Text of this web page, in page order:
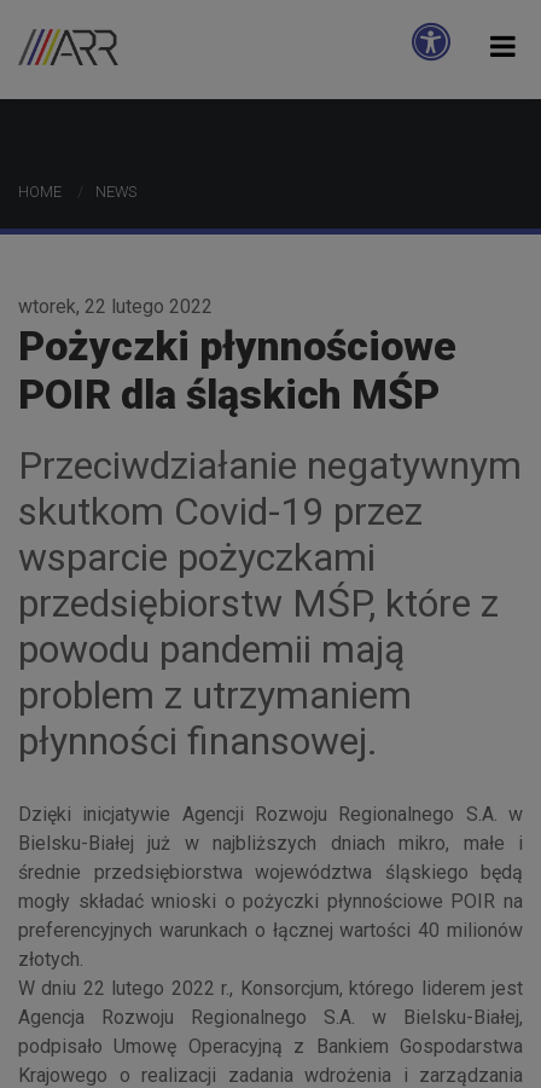
HOME NEWS
wtorek, 22 lutego 2022
Pożyczki płynnościowe
POIR dla śląskich MŚP
Przeciwdziałanie negatywnym
skutkom Covid-19 przez
wsparcie pożyczkami
przedsiębiorstw MŚP, które z
powodu pandemii mają
problem z utrzymaniem
płynności finansowej.
Dzięki inicjatywie Agencji Rozwoju Regionalnego S.A. w
Bielsku-Białej już w najbliższych dniach mikro, małe i
średnie przedsiębiorstwa województwa śląskiego będą
mogły składać wnioski o pożyczki płynnościowe POIR na
preferencyjnych warunkach o łącznej wartości 40 milionów
złotych.
W dniu 22 lutego 2022 r., Konsorcjum, którego liderem jest
Agencja Rozwoju Regionalnego S.A. w Bielsku-Białej,
podpisało Umowę Operacyjną z Bankiem Gospodarstwa
Krajowego o realizacji zadania wdrożenia i zarządzania